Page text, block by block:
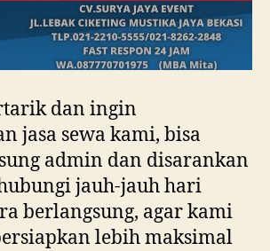
dan ingin
jasa sewa kami, bisa
admin dan disarankan
jauh-jauh hari
berlangsung, agar kami
lebih maksimal